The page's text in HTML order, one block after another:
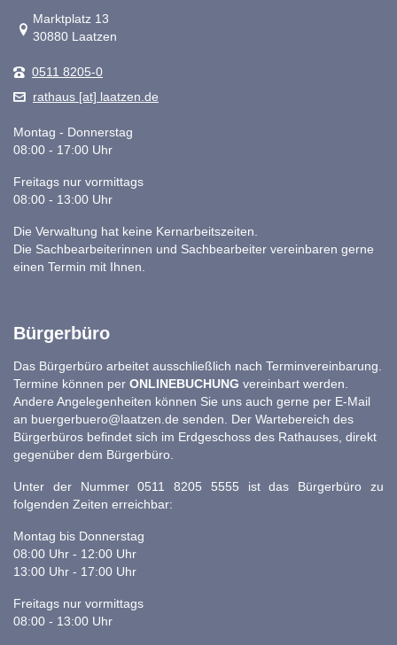
Link zur Google-Maps Navigation
Marktplatz 13
30880 Laatzen
0511 8205-0
rathaus [at] laatzen.de
Montag - Donnerstag
08:00 - 17:00 Uhr
Freitags nur vormittags
08:00 - 13:00 Uhr
Die Verwaltung hat keine Kernarbeitszeiten.
Die Sachbearbeiterinnen und Sachbearbeiter vereinbaren gerne
einen Termin mit Ihnen.
Bürgerbüro
Das Bürgerbüro arbeitet ausschließlich nach Terminvereinbarung.
Termine können per ONLINEBUCHUNG vereinbart werden.
Andere Angelegenheiten können Sie uns auch gerne per E-Mail
an buergerbuero@laatzen.de senden. Der Wartebereich des
Bürgerbüros befindet sich im Erdgeschoss des Rathauses, direkt
gegenüber dem Bürgerbüro.
Unter der Nummer 0511 8205 5555 ist das Bürgerbüro zu
folgenden Zeiten erreichbar:
Montag bis Donnerstag
08:00 Uhr - 12:00 Uhr
13:00 Uhr - 17:00 Uhr
Freitags nur vormittags
08:00 - 13:00 Uhr